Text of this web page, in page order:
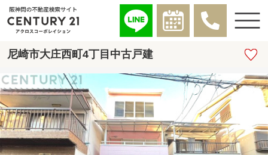
尼崎市大庄西町4丁目中古戸建